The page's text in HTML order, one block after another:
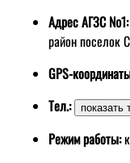
Адрес АГЗС №1:
район поселок
GPS-
Тел.:
Режим работы: